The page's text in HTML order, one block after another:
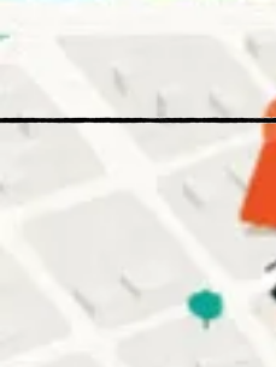
拠点一覧